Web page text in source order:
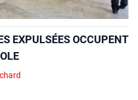
EXPULSÉES OCCUPENT